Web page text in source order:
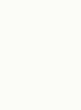
Je
Recevez le
boîte mail
Mon adresse
Conditions